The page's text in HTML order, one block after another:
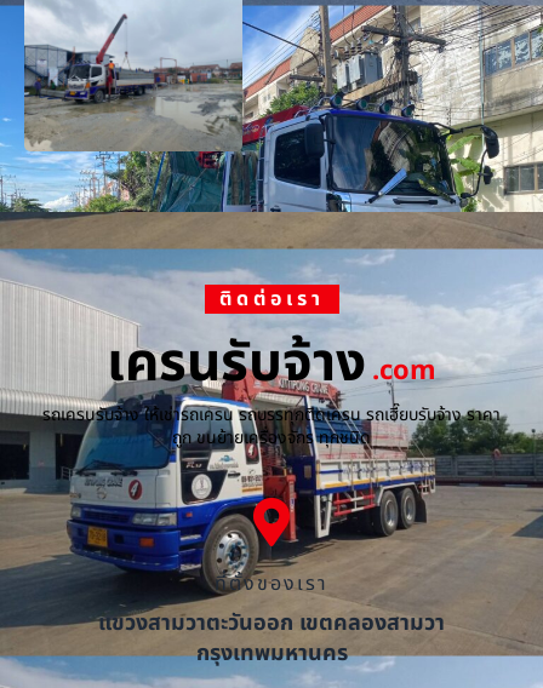
ติดต่อเรา
เครนรับจ้าง.com
รถเครนรับจ้าง ให้เช่ารถเครน รถบรรทุกติดเครน รถเฮี๊ยบรับจ้าง ราคา
ถูก ขนย้ายเครื่องจักร ทุกชนิด
ที่ตั้งของเรา
แขวงสามวาตะวันออก เขตคลองสามวา
กรุงเทพมหานคร